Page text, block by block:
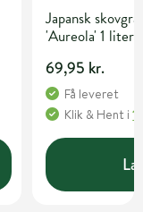
Japansk
'Aureola' 1 liter
69,95 kr.
Få leveret
Klik & Hent i